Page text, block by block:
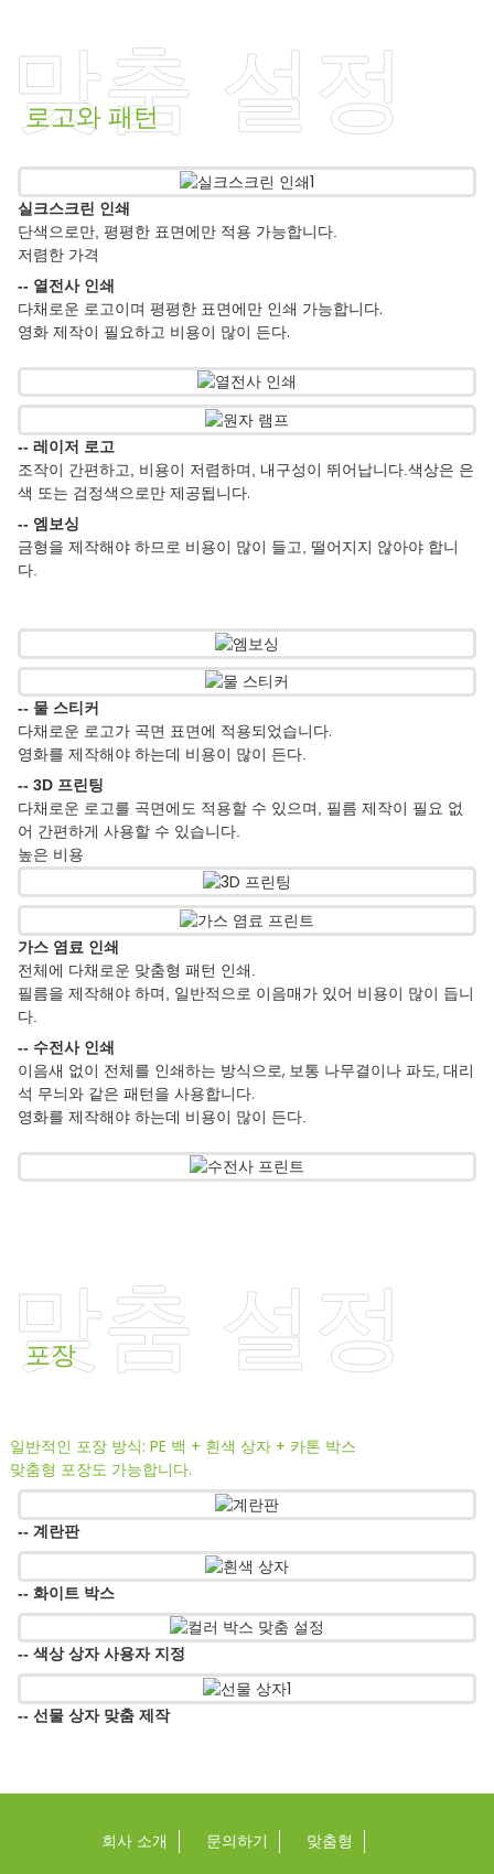
로고와 패턴
맞춤 설정
실크스크린 인쇄
단색으로만, 평평한 표면에만 적용 가능합니다.
저렴한 가격
-- 열전사 인쇄
다채로운 로고이며 평평한 표면에만 인쇄 가능합니다.
영화 제작이 필요하고 비용이 많이 든다.
-- 레이저 로고
조작이 간편하고, 비용이 저렴하며, 내구성이 뛰어납니다. 색상은 은
색 또는 검정색으로만 제공됩니다.
-- 엠보싱
금형을 제작해야 하므로 비용이 많이 들고, 떨어지지 않아야 합니
다.
-- 물 스티커
다채로운 로고가 곡면 표면에 적용되었습니다.
영화를 제작해야 하는데 비용이 많이 든다.
-- 3D 프린팅
다채로운 로고를 곡면에도 적용할 수 있으며, 필름 제작이 필요 없
어 간편하게 사용할 수 있습니다.
높은 비용
가스 염료 인쇄
전체에 다채로운 맞춤형 패턴 인쇄.
필름을 제작해야 하며, 일반적으로 이음매가 있어 비용이 많이 듭니
다.
-- 수전사 인쇄
이음새 없이 전체를 인쇄하는 방식으로, 보통 나무결이나 파도, 대리
석 무늬와 같은 패턴을 사용합니다.
영화를 제작해야 하는데 비용이 많이 든다.
포장
맞춤 설정
일반적인 포장 방식: PE 백 + 흰색 상자 + 카톤 박스
맞춤형 포장도 가능합니다.
-- 계란판
-- 화이트 박스
-- 색상 상자 사용자 지정
-- 선물 상자 맞춤 제작
회사 소개 문의하기 맞춤형